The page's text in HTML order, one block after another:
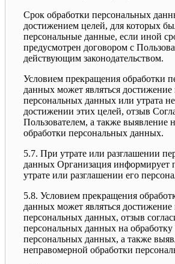
Срок обработки персональных
достижением целей, для которых
персональные данные, если иной
предусмотрен договором с
действующим законодательством.
Условием прекращения обработки
данных может являться достижение
персональных данных или утрата
достижении этих целей, отзыв
Пользователем, а также выявление
обработки персональных данных.
5.7. При утрате или разглашении
данных Организация информирует
утрате или разглашении его
5.8. Условием прекращения
данных может являться достижение
персональных данных, отзыв
персональных данных на обработку
персональных данных, а также
неправомерной обработки